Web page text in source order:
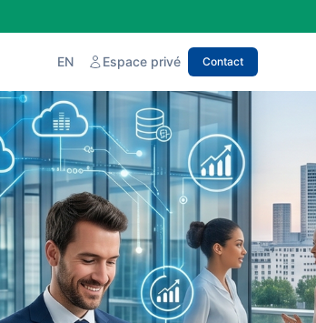
EN Espace privé Contact